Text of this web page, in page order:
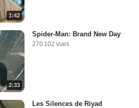
1:42
2:33
Spider-Man: Brand New Day
270 102 vues
Les Silences de Riyad